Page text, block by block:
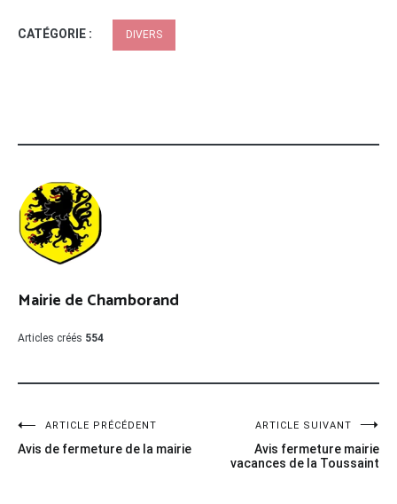
CATÉGORIE : DIVERS
Mairie de Chamborand
Articles créés 554
Navigation
de
ARTICLE PRÉCÉDENT
Avis de fermeture de la mairie
ARTICLE SUIVANT
Avis fermeture mairie
vacances de la Toussaint